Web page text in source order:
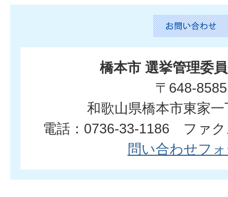
橋本市 選挙管理委
〒648-8585
和歌山県橋本市東家
電話：0736-33-1186 ファク
問い合わせフ